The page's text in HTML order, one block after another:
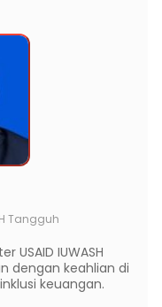
Tangguh
USAID IUWASH
dengan keahlian di
keuangan.